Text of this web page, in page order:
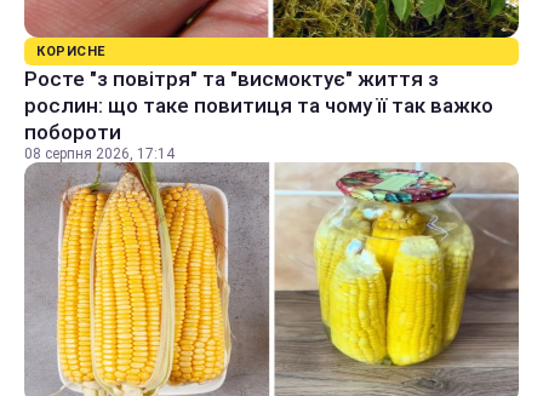
КОРИСНЕ
Росте "з повітря" та "висмоктує" життя з
рослин: що таке повитиця та чому її так важко
побороти
08 серпня 2026, 17:14